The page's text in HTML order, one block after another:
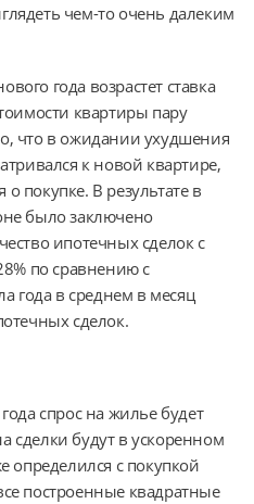
чем-то очень далеким
года возрастет ставка
квартиры пару
что в ожидании ухудшения
к новой квартире,
покупке. В результате в
было заключено
ипотечных сделок с
по сравнению с
года в среднем в месяц
сделок.
спрос на жилье будет
сделки будут в ускоренном
определился с покупкой
построенные квадратные